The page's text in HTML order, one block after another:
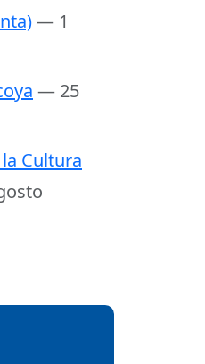
— 1
— 25
Cultura